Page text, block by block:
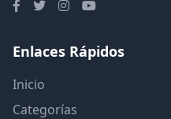
Enlaces Rápidos
Inicio
Categorías